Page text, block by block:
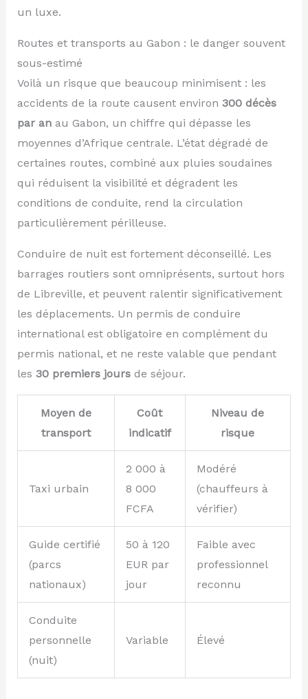
un luxe.
Routes et transports au Gabon : le danger souvent
sous-estimé
Voilà un risque que beaucoup minimisent : les
accidents de la route causent environ 300 décès
par anau Gabon, un chiffre qui dépasse les
moyennes d’Afrique centrale. L’état dégradé de
certaines routes, combiné aux pluies soudaines
qui réduisent la visibilité et dégradent les
conditions de conduite, rend la circulation
particulièrement périlleuse.
Conduire de nuit est fortement déconseillé. Les
barrages routiers sont omniprésents, surtout hors
de Libreville, et peuvent ralentir significativement
les déplacements. Un permis de conduire
international est obligatoire en complément du
permis national, et ne reste valable que pendant
les 30 premiers joursde séjour.
Moyen de
transport
Coût
indicatif
Niveau de
risque
Taxi urbain
2 000 à
8 000
FCFA
Modéré
(chauffeurs à
vérifier)
Guide certifié
(parcs
nationaux)
50 à 120
EUR par
jour
Faible avec
professionnel
reconnu
Conduite
personnelle
(nuit)
Variable Élevé